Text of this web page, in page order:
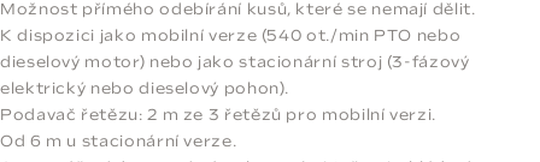
Možnost přímého odebírání kusů, které se nemají dělit.
K dispozici jako mobilní verze (540 ot./min PTO nebo
dieselový motor) nebo jako stacionární stroj (3-fázový
elektrický nebo dieselový pohon).
Podavač řetězu: 2 m ze 3 řetězů pro mobilní verzi.
Od 6 m u stacionární verze.